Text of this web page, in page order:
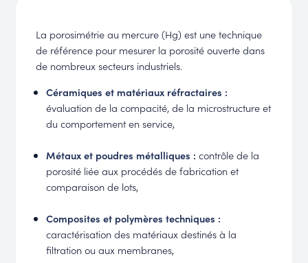
La porosimétrie au mercure (Hg) est une technique
de référence pour mesurer la porosité ouverte dans
de nombreux secteurs industriels.
Céramiques et matériaux réfractaires :
évaluation de la compacité, de la microstructure et
du comportement en service,
Métaux et poudres métalliques : contrôle de la
porosité liée aux procédés de fabrication et
comparaison de lots,
Composites et polymères techniques :
caractérisation des matériaux destinés à la
filtration ou aux membranes,